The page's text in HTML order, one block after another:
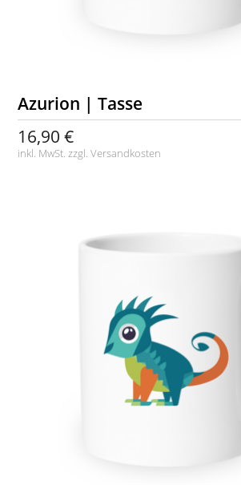
Azurion | Tasse
16,90 €
inkl. MwSt. zzgl.Versandkosten